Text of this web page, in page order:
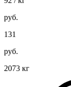
руб.
131
руб.
2073 кг